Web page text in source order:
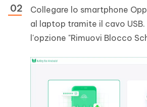
Collegare lo smartphone
al laptop tramite il cavo USB.
l'opzione "Rimuovi Blocco